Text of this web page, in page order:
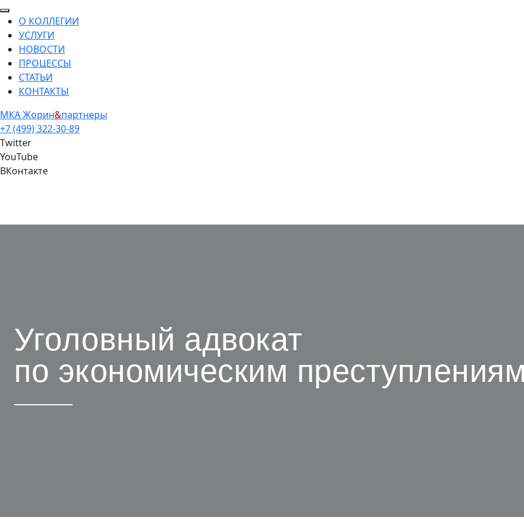
О КОЛЛЕГИИ
УСЛУГИ
НОВОСТИ
ПРОЦЕССЫ
СТАТЬИ
КОНТАКТЫ
МКАЖорин&партнеры
+7 (499) 322-30-89
Twitter
YouTube
ВКонтакте
Уголовный адвокат
по экономическим